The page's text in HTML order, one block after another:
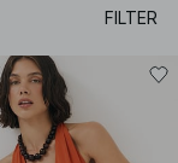
FILTER